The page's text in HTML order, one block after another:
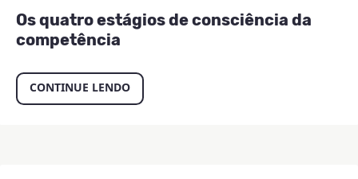
Os quatro estágios de consciência da
competência
CONTINUE LENDO